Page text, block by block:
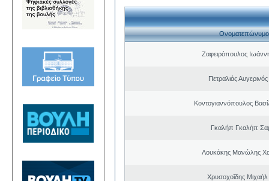
Ονοματεπώνυμο
Ζαφειρόπουλος
Πετραλιάς
Κοντογιαννόπουλος
Γκαλήπ Γκαλήπ
Λουκάκης Μανώλης
Χρυσοχοΐδης Μιχαήλ